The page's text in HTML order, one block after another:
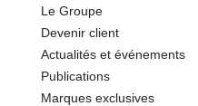
Le Groupe
Devenir client
Actualités et événements
Publications
Marques exclusives